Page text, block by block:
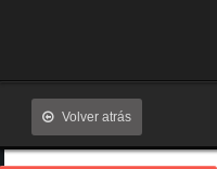
Volver atrás